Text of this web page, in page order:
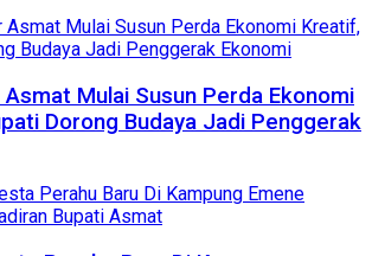
Mulai Susun Perda Ekonomi
Dorong Budaya Jadi Penggerak